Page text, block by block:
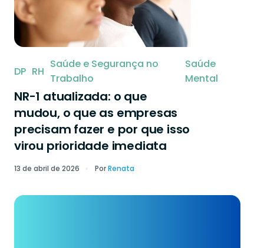
DP RH
Saúde e Segurança no
Trabalho
Saúde
Mental
NR-1 atualizada: o que
mudou, o que as empresas
precisam fazer e por que isso
virou prioridade imediata
13 de abril de 2026 PorRenata